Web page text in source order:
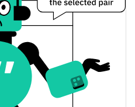
$132.349,41
$0,9982054 / $1,0018012